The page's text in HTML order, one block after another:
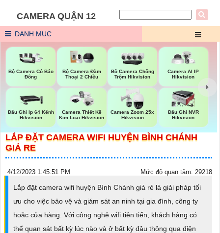
CAMERA QUẬN 12
DANH MỤC
Bộ Camera Có Báo
Đông
Bộ Camera Đàm
Thoại 2 Chiều
Bô Camera Chống
Trộm Hikvision
Camera AI IP
Hikvision
Đầu Ghi Ip 64 Kênh
Hikvision
Camera Thiết Kế
Kim Loại Hikvision
Camera Zoom 25x
Hikvision
Đầu Ghi NVR
Hikvision
LẮP ĐẶT CAMERA WIFI HUYỆN BÌNH CHÁNH
GIÁ RE
4/12/2023 1:45:51 PM Mức độ quan tâm: 29218
Lắp đặt camera wifi huyện Bình Chánh giá rẻ là giải pháp tối
ưu cho việc bảo vệ và giám sát an ninh tại gia đình, công ty
hoặc cửa hàng. Với công nghệ wifi tiên tiến, khách hàng có
thể quan sát bất kỳ lúc nào và ở bất kỳ đâu thông qua điện